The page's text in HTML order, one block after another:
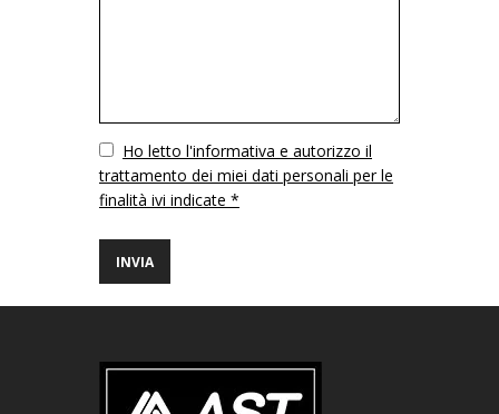
VuotoHo letto l'informativa e autorizzo il
trattamento dei miei dati personali per le
finalità ivi indicate *